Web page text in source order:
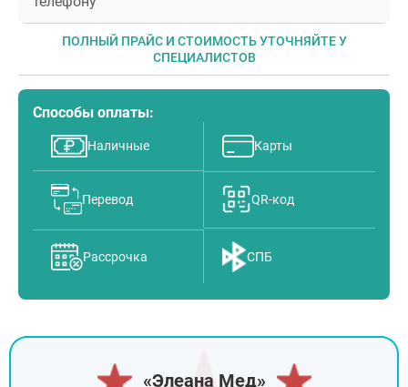
ПОЛНЫЙ ПРАЙС И СТОИМОСТЬ УТОЧНЯЙТЕ У
СПЕЦИАЛИСТОВ
Способы оплаты:
Наличные Карты
Перевод QR-код
Рассрочка СПБ
«Элеана Мед»